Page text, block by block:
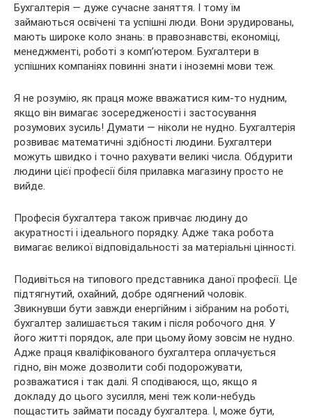
Бухгалтерія — дуже сучасне заняття. І тому їм
займаються освічені та успішні люди. Вони эрудированы,
мають широке коло знань: в правознавстві, економіці,
менеджменті, роботі з комп’ютером. Бухгалтери в
успішних компаніях повинні знати і іноземні мови теж.
Я не розумію, як праця може вважатися ким-то нудним,
якщо він вимагає зосередженості і застосування
розумових зусиль! Думати — ніколи не нудно. Бухгалтерія
розвиває математичні здібності людини. Бухгалтери
можуть швидко і точно рахувати великі числа. Обдурити
людини цієї професії біля прилавка магазину просто не
вийде.
Професія бухгалтера також привчає людину до
акуратності і ідеального порядку. Адже така робота
вимагає великої відповідальності за матеріальні цінності.
Подивіться на типового представника даної професії. Це
підтягнутий, охайний, добре одягнений чоловік.
Звикнувши бути завжди енергійним і зібраним на роботі,
бухгалтер залишається таким і після робочого дня. У
його житті порядок, але при цьому йому зовсім не нудно.
Адже праця кваліфікованого бухгалтера оплачується
гідно, він може дозволити собі подорожувати,
розважатися і так далі. Я сподіваюся, що, якщо я
докладу до цього зусилля, мені теж коли-небудь
пощастить займати посаду бухгалтера. І, може бути,